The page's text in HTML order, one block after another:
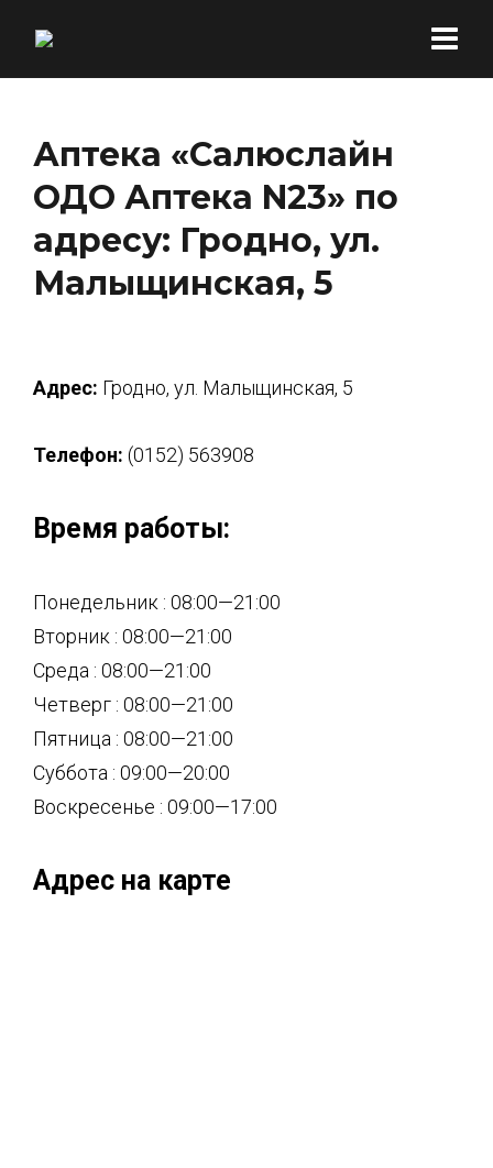
Аптека «Салюслайн
ОДО Аптека N23» по
адресу: Гродно, ул.
Малыщинская, 5
Адрес: Гродно, ул. Малыщинская, 5
Телефон: (0152) 563908
Время работы:
Понедельник : 08:00—21:00
Вторник : 08:00—21:00
Среда : 08:00—21:00
Четверг : 08:00—21:00
Пятница : 08:00—21:00
Суббота : 09:00—20:00
Воскресенье : 09:00—17:00
Адрес на карте